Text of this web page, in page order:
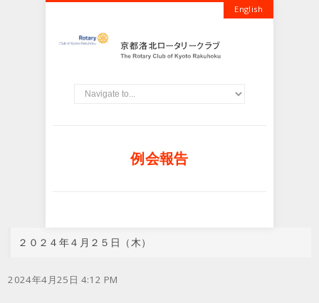
English
例会報告
２０２４年４月２５日（木）
2024年4月25日 4:12 PM